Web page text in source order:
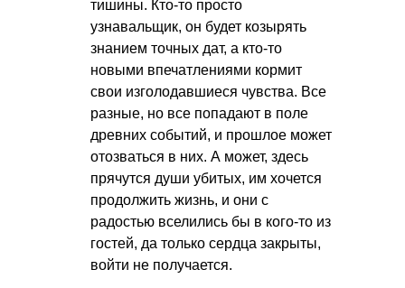
тишины. Кто-то просто
узнавальщик, он будет козырять
знанием точных дат, а кто-то
новыми впечатлениями кормит
свои изголодавшиеся чувства. Все
разные, но все попадают в поле
древних событий, и прошлое может
отозваться в них. А может, здесь
прячутся души убитых, им хочется
продолжить жизнь, и они с
радостью вселились бы в кого-то из
гостей, да только сердца закрыты,
войти не получается.